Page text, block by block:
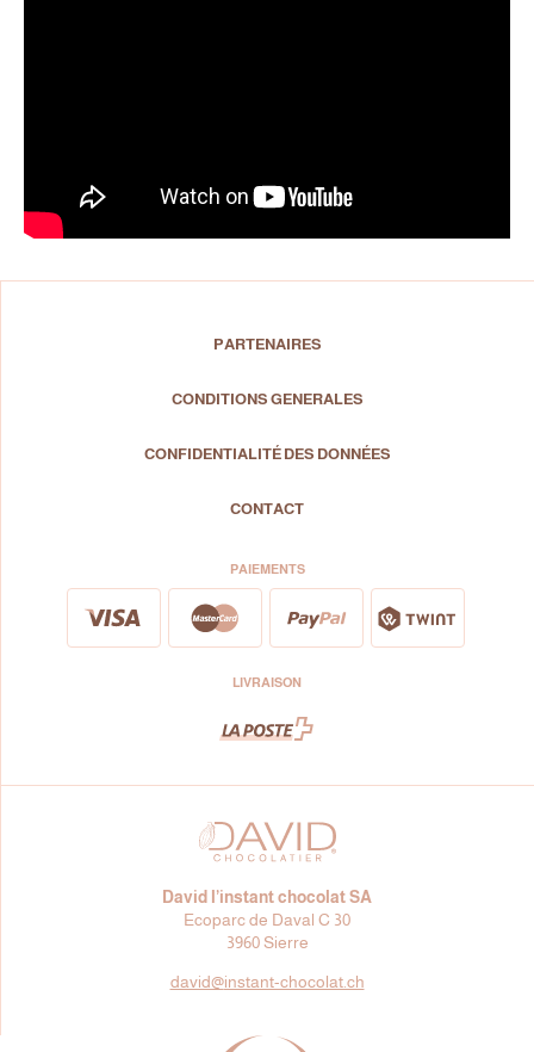
David l’instant chocolat SA
Ecoparc de Daval C 30
3960 Sierre
david@instant-chocolat.ch
PARTENAIRES
CONDITIONS GENERALES
CONFIDENTIALITÉ DES DONNÉES
CONTACT
PAIEMENTS
LIVRAISON